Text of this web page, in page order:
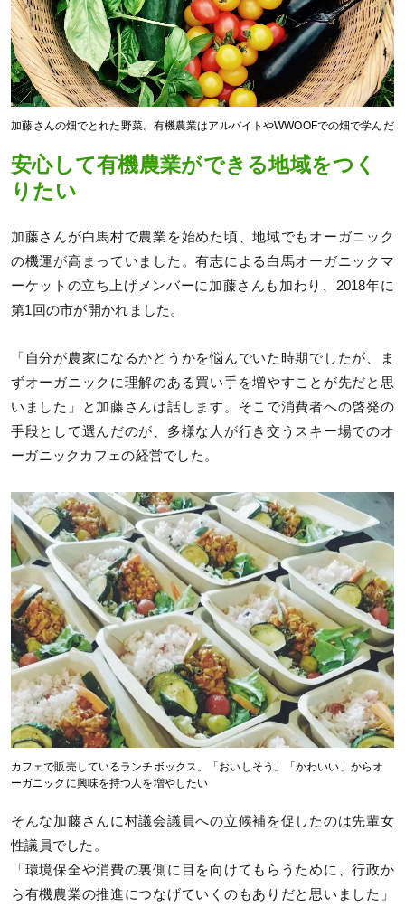
加藤さんの畑でとれた野菜。有機農業はアルバイトやWWOOFでの畑で学んだ
安心して有機農業ができる地域をつく
りたい
加藤さんが白馬村で農業を始めた頃、地域でもオーガニック
の機運が高まっていました。有志による白馬オーガニックマ
ーケットの立ち上げメンバーに加藤さんも加わり、2018年に
第1回の市が開かれました。
「自分が農家になるかどうかを悩んでいた時期でしたが、ま
ずオーガニックに理解のある買い手を増やすことが先だと思
いました」と加藤さんは話します。そこで消費者への啓発の
手段として選んだのが、多様な人が行き交うスキー場でのオ
ーガニックカフェの経営でした。
カフェで販売しているランチボックス。「おいしそう」「かわいい」からオ
ーガニックに興味を持つ人を増やしたい
そんな加藤さんに村議会議員への立候補を促したのは先輩女
性議員でした。
「環境保全や消費の裏側に目を向けてもらうために、行政か
ら有機農業の推進につなげていくのもありだと思いました」